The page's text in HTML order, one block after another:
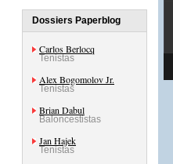
Dossiers Paperblog
Carlos Berlocq
Tenistas
Alex Bogomolov Jr.
Tenistas
Brian Dabul
Baloncestistas
Jan Hajek
Tenistas